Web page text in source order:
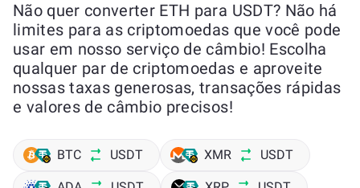
Não quer converter ETH para USDT? Não há
limites para as criptomoedas que você pode
usar em nosso serviço de câmbio! Escolha
qualquer par de criptomoedas e aproveite
nossas taxas generosas, transações rápidas
e valores de câmbio precisos!
BTC USDT XMR USDT